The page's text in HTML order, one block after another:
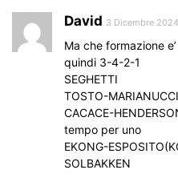
David 3 Dicembre
Ma che formazione
quindi 3-4-2-1
SEGHETTI
TOSTO-
CACACE-
tempo per uno
EKONG-
SOLBAKKEN